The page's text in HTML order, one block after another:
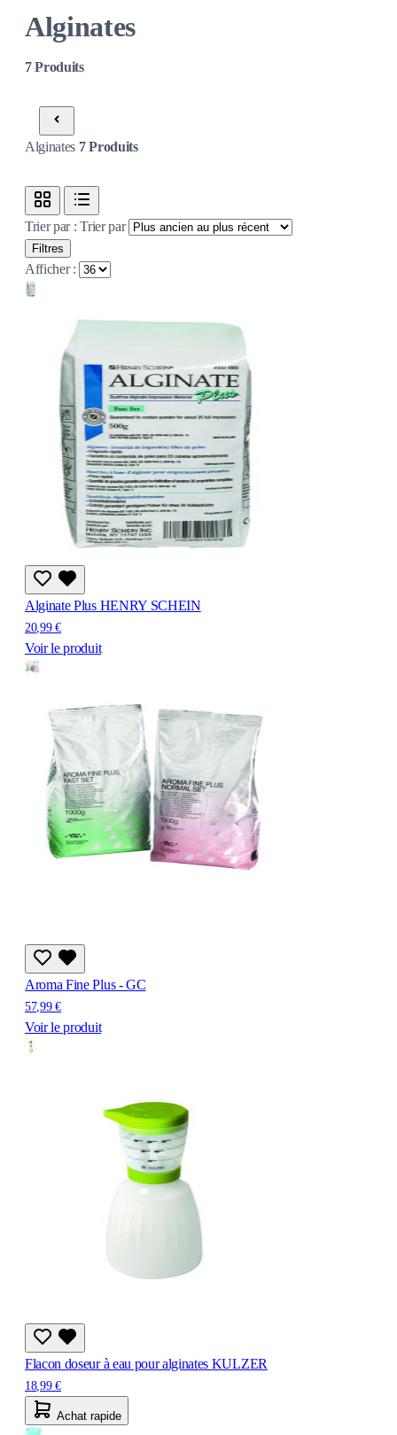
Alginates
7Produits
Alginates 7Produits
Trier par :Trier par
Filtres
Afficher :
Alginate Plus HENRY SCHEIN
20,99 €
Voir le produit
Aroma Fine Plus - GC
57,99 €
Voir le produit
Flacon doseur à eau pour alginates KULZER
18,99 €
Achat rapide